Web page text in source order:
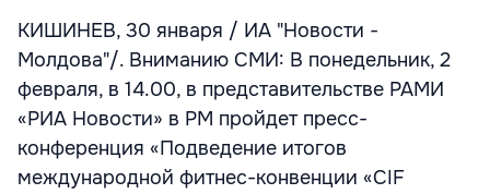
КИШИНЕВ, 30 января / ИА "Новости -
Молдова"/. Вниманию СМИ: В понедельник, 2
февраля, в 14.00, в представительстве РАМИ
«РИА Новости» в РМ пройдет пресс-
конференция «Подведение итогов
международной фитнес-конвенции «CIF